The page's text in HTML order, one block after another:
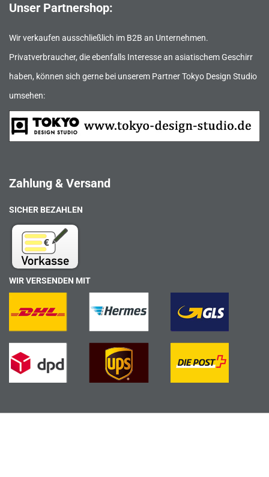
Unser Partnershop:
Wir verkaufen ausschließlich im B2B an Unternehmen.
Privatverbraucher, die ebenfalls Interesse an asiatischem Geschirr
haben, können sich gerne bei unserem Partner Tokyo Design Studio
umsehen:
Zahlung & Versand
SICHER BEZAHLEN
WIR VERSENDEN MIT